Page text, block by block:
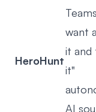
HeroHunt
want
it and
it"
AI